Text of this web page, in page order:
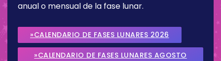
anual o mensual de la fase lunar.
»CALENDARIO DE FASES LUNARES 2026
»CALENDARIO DE FASES LUNARES AGOSTO